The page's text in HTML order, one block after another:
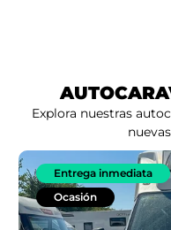
Explora nuestras
Entrega inmediata
Ocasión